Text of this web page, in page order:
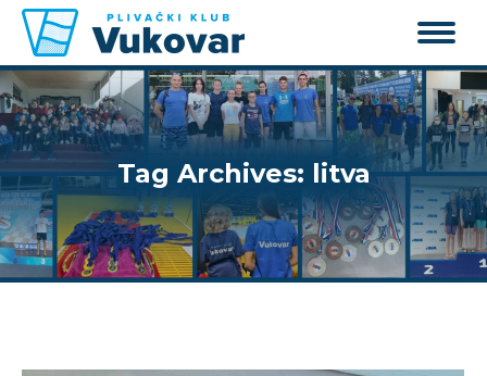
Tag Archives: litva